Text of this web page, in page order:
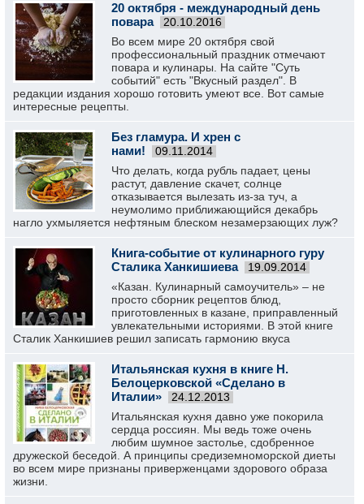
20 октября - международный день
повара
20.10.2016
Во всем мире 20 октября свой
профессиональный праздник отмечают
повара и кулинары. На сайте "Суть
событий" есть "Вкусный раздел". В
редакции издания хорошо готовить умеют все. Вот самые
интересные рецепты.
Без гламура. И хрен с
нами!
09.11.2014
Что делать, когда рубль падает, цены
растут, давление скачет, солнце
отказывается вылезать из-за туч, а
неумолимо приближающийся декабрь
нагло ухмыляется нефтяным блеском незамерзающих луж?
Книга-событие от кулинарного гуру
Сталика Ханкишиева
19.09.2014
«Казан. Кулинарный самоучитель» – не
просто сборник рецептов блюд,
приготовленных в казане, приправленный
увлекательными историями. В этой книге
Сталик Ханкишиев решил записать гармонию вкуса
Итальянская кухня в книге Н.
Белоцерковской «Сделано в
Италии»
24.12.2013
Итальянская кухня давно уже покорила
сердца россиян. Мы ведь тоже очень
любим шумное застолье, сдобренное
дружеской беседой. А принципы средиземноморской диеты
во всем мире признаны приверженцами здорового образа
жизни.